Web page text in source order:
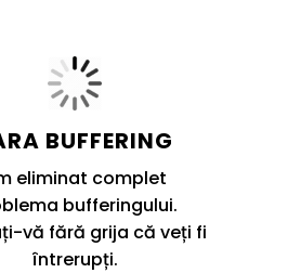
BUFFERING
eliminat complet
bufferingului.
vă fără grija că veți fi
întrerupți.